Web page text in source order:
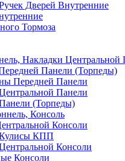
Дверей Внутренние
Тормоза
Накладки Центральной
Панели (Торпеды)
Передней Панели
Панели
(Торпеды)
Консоль
Консоли
КПП
Консоли
Консоли